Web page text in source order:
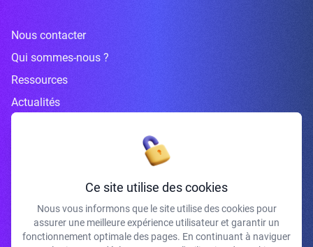
Nous contacter
Qui sommes-nous ?
Ressources
Actualités
Inscrivez-vous à la newsletter
J'accepte de recevoir vos e-mails et confirme avoir pris connaissance de
Ce site utilise des cookies
Nous vous informons que le site utilise des cookies pour
assurer une meilleure expérience utilisateur et garantir un
fonctionnement optimale des pages. En continuant à naviguer